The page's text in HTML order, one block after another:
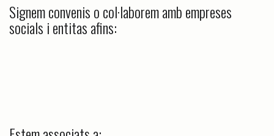
Signem convenis o col·laborem amb empreses
socials i entitas afins: